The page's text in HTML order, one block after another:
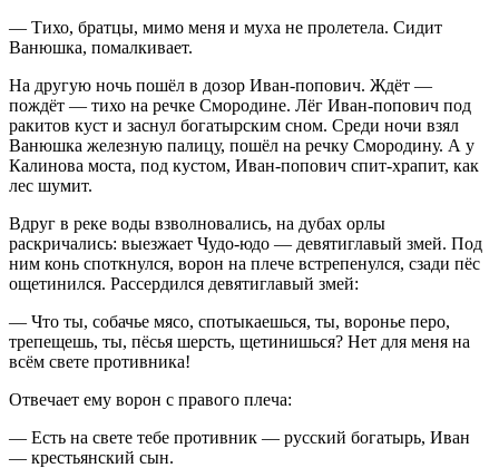
— Тихо, братцы, мимо меня и муха не пролетела. Сидит
Ванюшка, помалкивает.
На другую ночь пошёл в дозор Иван-попович. Ждёт —
пождёт — тихо на речке Смородине. Лёг Иван-попович под
ракитов куст и заснул богатырским сном. Среди ночи взял
Ванюшка железную палицу, пошёл на речку Смородину. А у
Калинова моста, под кустом, Иван-попович спит-храпит, как
лес шумит.
Вдруг в реке воды взволновались, на дубах орлы
раскричались: выезжает Чудо-юдо — девятиглавый змей. Под
ним конь споткнулся, ворон на плече встрепенулся, сзади пёс
ощетинился. Рассердился девятиглавый змей:
— Что ты, собачье мясо, спотыкаешься, ты, воронье перо,
трепещешь, ты, пёсья шерсть, щетинишься? Нет для меня на
всём свете противника!
Отвечает ему ворон с правого плеча:
— Есть на свете тебе противник — русский богатырь, Иван
— крестьянский сын.